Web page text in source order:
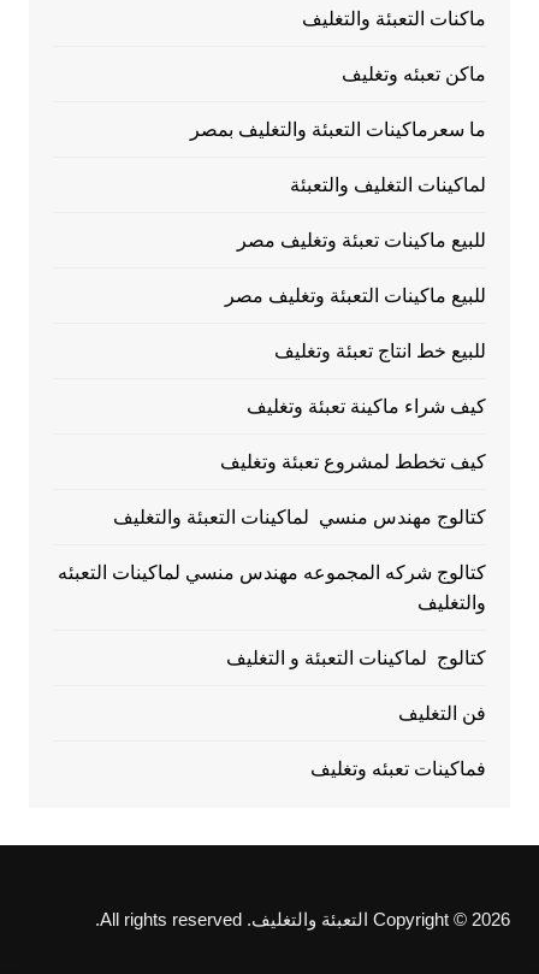
ماكنات التعبئة والتغليف
ماكن تعبئه وتغليف
ما سعرماكينات التعبئة والتغليف بمصر
لماكينات التغليف والتعبئة
للبيع ماكينات تعبئة وتغليف مصر
للبيع ماكينات التعبئة وتغليف مصر
للبيع خط انتاج تعبئة وتغليف
كيف شراء ماكينة تعبئة وتغليف
كيف تخطط لمشروع تعبئة وتغليف
كتالوج مهندس منسي لماكينات التعبئة والتغليف
كتالوج شركه المجموعه مهندس منسي لماكينات التعبئه
والتغليف
كتالوج لماكينات التعبئة و التغليف
فن التغليف
فماكينات تعبئه وتغليف
Copyright © 2026 التعبئة والتغليف. All rights reserved.